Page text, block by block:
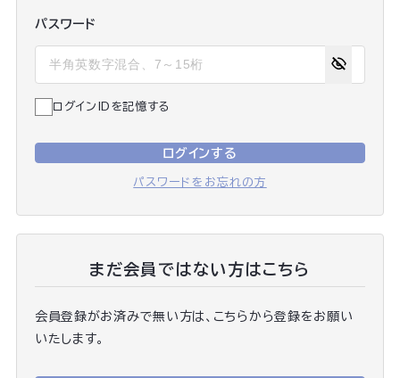
パスワード
ログインIDを記憶する
ログインする
パスワードをお忘れの方
まだ会員ではない方はこちら
会員登録がお済みで無い方は、こちらから登録をお願い
いたします。